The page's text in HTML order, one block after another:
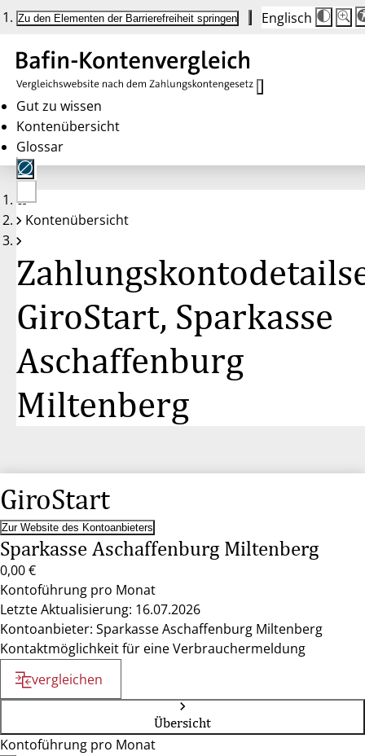
Zu den Elementen der Barrierefreiheit springen Englisch
Die
auf
100
100
Gut zu wissen
Kontenübersicht
Glossar
Keine
Konten
Kontenübersicht
GiroStart, Sparkasse
Aschaffenburg
Miltenberg
GiroStart
Zur Website des Kontoanbieters
Sparkasse Aschaffenburg Miltenberg
0,00 €
Kontoführung pro Monat
Letzte Aktualisierung: 16.07.2026
Kontoanbieter: Sparkasse Aschaffenburg Miltenberg
Kontaktmöglichkeit für eine Verbrauchermeldung
vergleichen
Übersicht
Kontoführung pro Monat